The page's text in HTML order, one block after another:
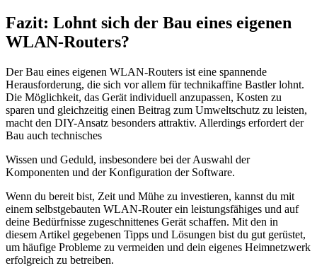
Fazit: Lohnt sich der Bau eines eigenen
WLAN-Routers?
Der Bau eines eigenen WLAN-Routers ist eine spannende
Herausforderung, die sich vor allem für technikaffine Bastler lohnt.
Die Möglichkeit, das Gerät individuell anzupassen, Kosten zu
sparen und gleichzeitig einen Beitrag zum Umweltschutz zu leisten,
macht den DIY-Ansatz besonders attraktiv. Allerdings erfordert der
Bau auch technisches
Wissen und Geduld, insbesondere bei der Auswahl der
Komponenten und der Konfiguration der Software.
Wenn du bereit bist, Zeit und Mühe zu investieren, kannst du mit
einem selbstgebauten WLAN-Router ein leistungsfähiges und auf
deine Bedürfnisse zugeschnittenes Gerät schaffen. Mit den in
diesem Artikel gegebenen Tipps und Lösungen bist du gut gerüstet,
um häufige Probleme zu vermeiden und dein eigenes Heimnetzwerk
erfolgreich zu betreiben.